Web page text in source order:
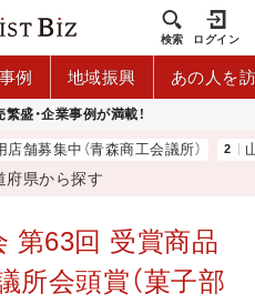
検索 ログイン
例 地域振興 あの人を
盛・企業事例が満載！
募集中（青森商工会議所） 山
府県から探す
第63回 受賞商品
所会頭賞（菓子部